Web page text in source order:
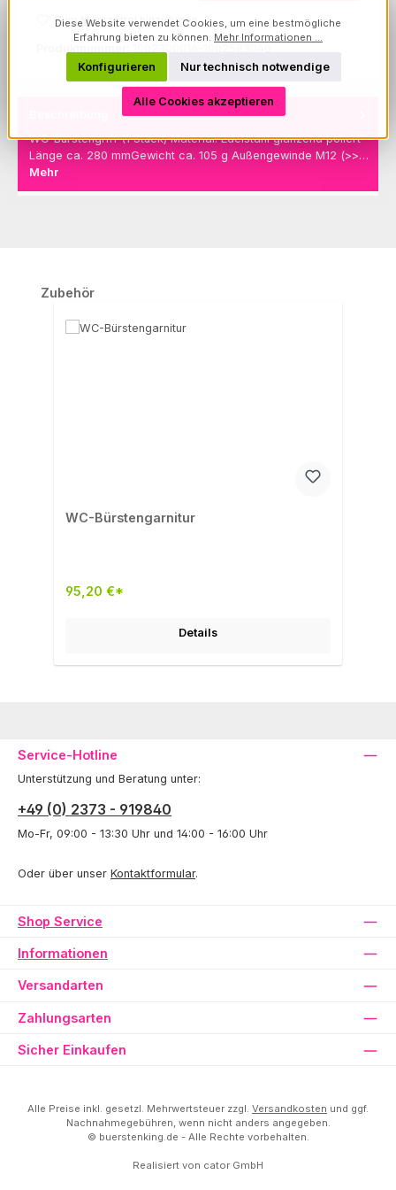
Zum Merkzettel hinzufügen
Produktnummer: 1002300016-1002583040
WC-Bürstengriff (1 Stück) Material: Edelstahl glänzend poliert
Länge ca. 280 mmGewicht ca. 105 g Außengewinde M12 (>>…
Mehr
Produktgalerie überspringen
Zubehör
WC-Bürstengarnitur
95,20 €*
Details
Service-Hotline
Unterstützung und Beratung unter:
+49 (0) 2373 - 919840
Mo-Fr, 09:00 - 13:30 Uhr und 14:00 - 16:00 Uhr
Oder über unser Kontaktformular.
Shop Service
Informationen
Versandarten
Zahlungsarten
Sicher Einkaufen
Alle Preise inkl. gesetzl. Mehrwertsteuer zzgl. Versandkosten und ggf.
Nachnahmegebühren, wenn nicht anders angegeben.
© buerstenking.de - Alle Rechte vorbehalten.
Realisiert von cator GmbH
Diese Website verwendet Cookies, um eine bestmögliche
Erfahrung bieten zu können. Mehr Informationen ...
Nur technisch notwendige
Konfigurieren
Alle Cookies akzeptieren